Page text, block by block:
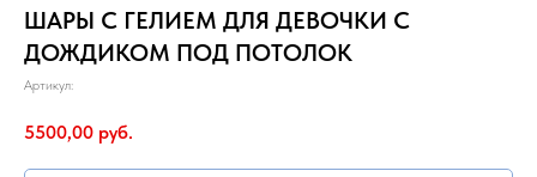
ШАРЫ С ГЕЛИЕМ ДЛЯ ДЕВОЧКИ С
ДОЖДИКОМ ПОД ПОТОЛОК
Артикул:
5500,00 руб.